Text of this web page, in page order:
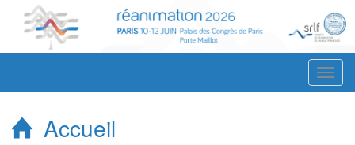
le
Accueil